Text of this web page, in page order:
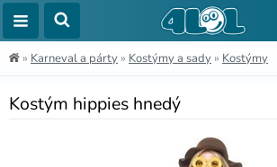
» Karneval a párty » Kostýmy a sady » Kostýmy
Kostým hippies hnedý